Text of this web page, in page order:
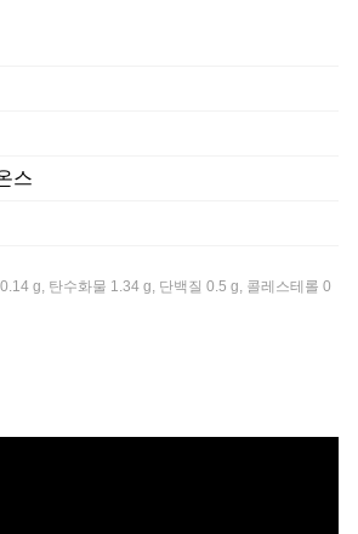
스
g, 탄수화물 1.34 g, 단백질 0.5 g, 콜레스테롤 0